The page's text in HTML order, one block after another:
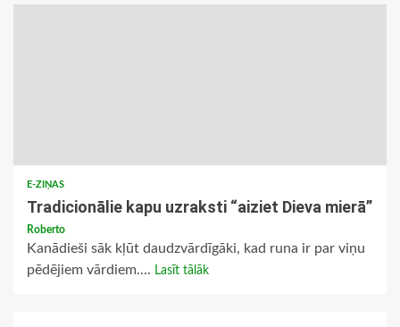
E-ZIŅAS
Tradicionālie kapu uzraksti “aiziet Dieva mierā”
Roberto
Kanādieši sāk kļūt daudzvārdīgāki, kad runa ir par viņu
pēdējiem vārdiem.... Lasīt tālāk